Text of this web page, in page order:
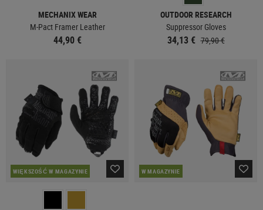
MECHANIX WEAR
M-Pact Framer Leather
44,90 €
OUTDOOR RESEARCH
Suppressor Gloves
34,13 € 79,90 €
WIĘKSZOŚĆ W MAGAZYNIE W MAGAZYNIE